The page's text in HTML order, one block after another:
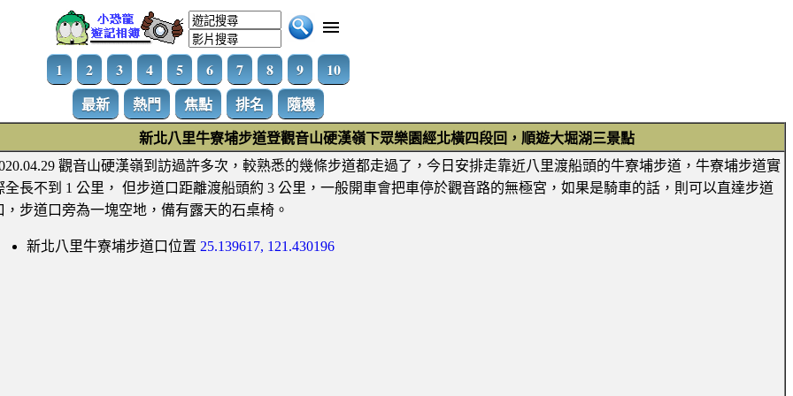
1 2 3 4 5 6 7 8 9
10
最新
熱門 焦點 排名 隨機
新北八里牛寮埔步道登觀音山硬漢嶺下眾樂園經北橫四段回，順遊大堀湖三景點
觀音山硬漢嶺到訪過許多次，較熟悉的幾條步道都走過了，今日安排走靠近八里渡船頭的牛寮埔步道，牛寮埔步道實
全長不到 1 公里， 但步道口距離渡船頭約 3 公里，一般開車會把車停於觀音路的無極宮，如果是騎車的話，則可以直達步道
，步道口旁為一塊空地，備有露天的石桌椅。
新北八里牛寮埔步道口位置 25.139617, 121.430196